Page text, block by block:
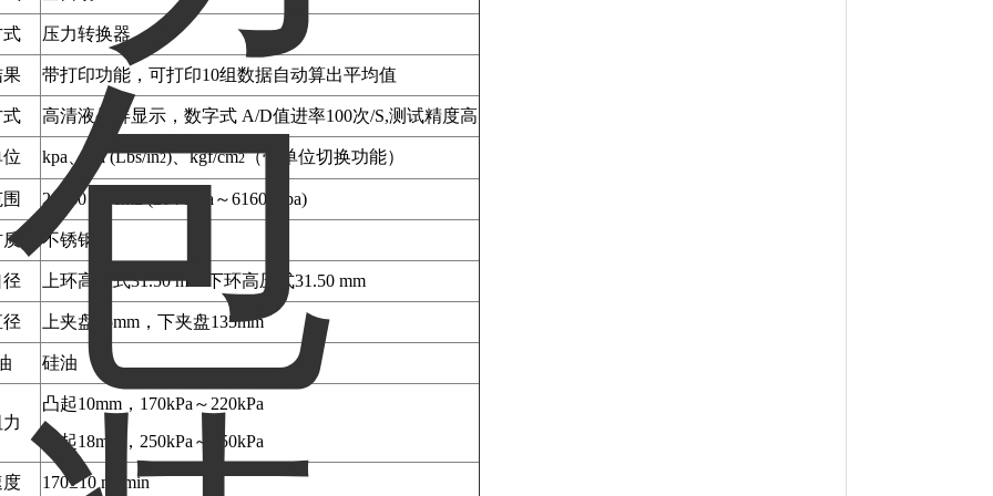
式 压力转换器
果 带打印功能，可打印10组数据自动算出平均值
式 高清液晶屏显示，数字式 A/D值进率100次/S,测试精度高
kpa、psi (Lbs/in2)、kgf/cm2（带单位切换功能）
2～60 kg/cm2 (204 Kpa～6160 Kpa)
不锈钢
上环高压式31.50 mm/下环高压式31.50 mm
上夹盘95mm，下夹盘135mm
硅油
凸起10mm，170kPa～220kPa
凸起18mm，250kPa～350kPa
度 170±10 ml/min